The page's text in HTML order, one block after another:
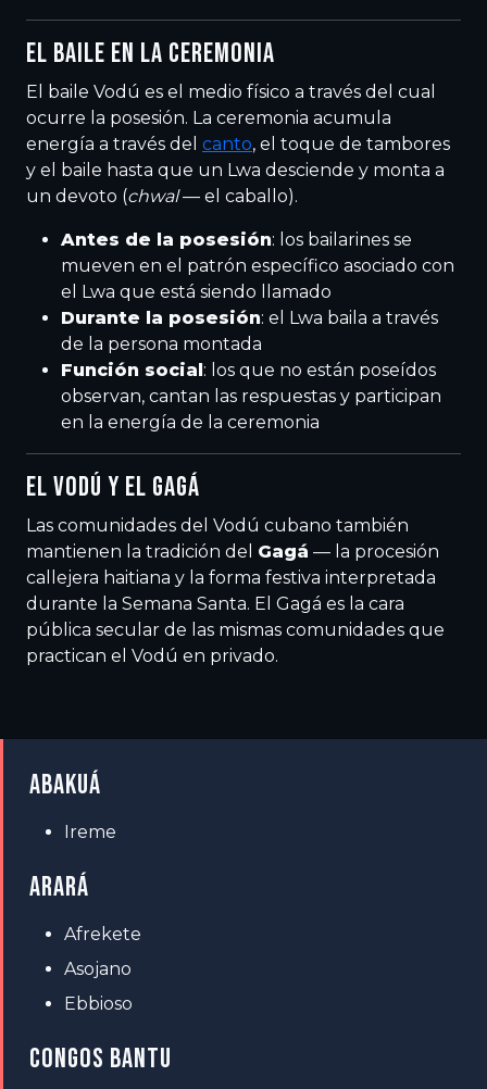
EL BAILE EN LA CEREMONIA
El baile Vodú es el medio físico a través del cual
ocurre la posesión. La ceremonia acumula
energía a través del canto, el toque de tambores
y el baile hasta que un Lwa desciende y monta a
un devoto (chwal— el caballo).
Antes de la posesión: los bailarines se
mueven en el patrón específico asociado con
el Lwa que está siendo llamado
Durante la posesión: el Lwa baila a través
de la persona montada
Función social: los que no están poseídos
observan, cantan las respuestas y participan
en la energía de la ceremonia
EL VODÚ Y EL GAGÁ
Las comunidades del Vodú cubano también
mantienen la tradición del Gagá — la procesión
callejera haitiana y la forma festiva interpretada
durante la Semana Santa. El Gagá es la cara
pública secular de las mismas comunidades que
practican el Vodú en privado.
ABAKUÁ
Ireme
ARARÁ
Afrekete
Asojano
Ebbioso
CONGOS BANTU